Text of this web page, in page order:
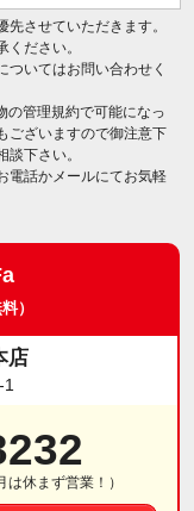
させていただきます。
ださい。
いてはお問い合わせく
管理規約で可能になっ
ございますので御注意下
下さい。
電話かメールにてお気軽
）
店
休まず営業！）